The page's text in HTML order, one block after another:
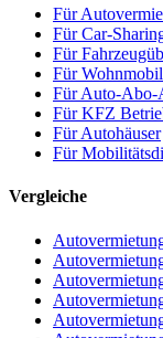
Für
Für Car-
Für
Für
Für Auto-Abo-
Für KFZ
Für Autohäuser
Für
Vergleiche